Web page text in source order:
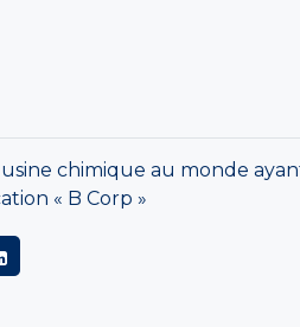
chimique au monde
« B Corp »